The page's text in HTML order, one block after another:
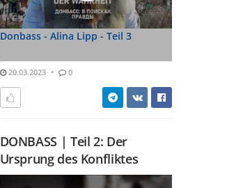
Donbass - Alina Lipp - Teil 3
20.03.2023 0
DONBASS | Teil 2: Der
Ursprung des Konfliktes